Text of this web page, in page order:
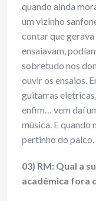
quando ainda
um vizinho
contar que
ensaiavam,
sobretudo nos
ouvir os ensaios.
guitarras
enfim… vem daí
música. E quando
pertinho do
03) RM: Qual a
acadêmica fora